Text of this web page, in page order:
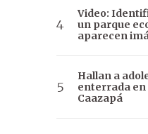
Video:
un parque
aparecen
Hallan a
enterrada
Caazapá